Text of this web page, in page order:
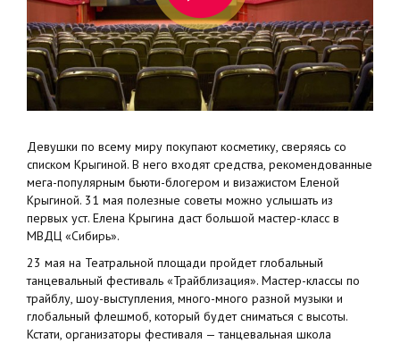
Девушки по всему миру покупают косметику, сверяясь со
списком Крыгиной. В него входят средства, рекомендованные
мега-популярным бьюти-блогером и визажистом Еленой
Крыгиной. 31 мая полезные советы можно услышать из
первых уст. Елена Крыгина даст большой мастер-класс в
МВДЦ «Сибирь».
23 мая на Театральной площади пройдет глобальный
танцевальный фестиваль «Трайблизация». Мастер-классы по
трайблу, шоу-выступления, много-много разной музыки и
глобальный флешмоб, который будет сниматься с высоты.
Кстати, организаторы фестиваля — танцевальная школа